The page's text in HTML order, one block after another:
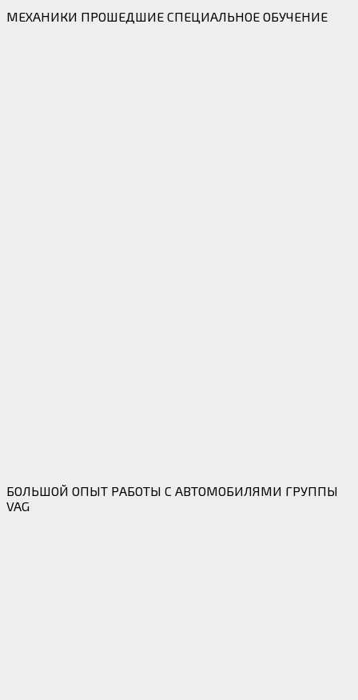
МЕХАНИКИ ПРОШЕДШИЕ СПЕЦИАЛЬНОЕ ОБУЧЕНИЕ
БОЛЬШОЙ ОПЫТ РАБОТЫ С АВТОМОБИЛЯМИ ГРУППЫ
VAG